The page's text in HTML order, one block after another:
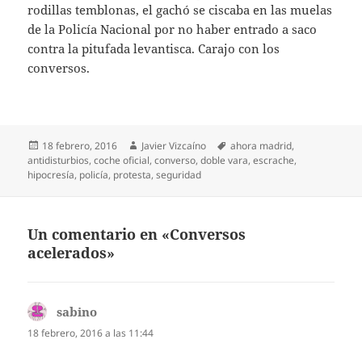
rodillas temblonas, el gachó se ciscaba en las muelas
de la Policía Nacional por no haber entrado a saco
contra la pitufada levantisca. Carajo con los
conversos.
Publicado
el
18 febrero, 2016 Autor
Javier Vizcaíno Etiquetas
ahora madrid,
antidisturbios,coche oficial,converso,doble vara,escrache,
hipocresía, policía, protesta,seguridad
Un comentario en «Conversos
acelerados»
sabino
18 febrero, 2016 a las 11:44